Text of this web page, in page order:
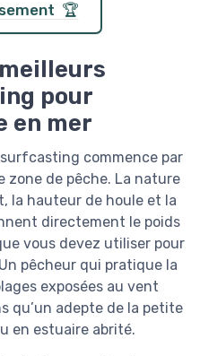
🏆
pour
en mer
commence par
zone de pêche. La nature
la hauteur de houle et la
directement le poids
vous devez utiliser pour
pêcheur qui pratique la
exposées au vent
qu’un adepte de la petite
en estuaire abrité.